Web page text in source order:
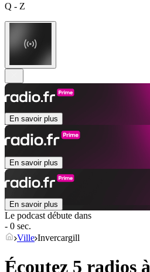
Q - Z
En savoir plus
En savoir plus
En savoir plus
Le podcast débute dans
- 0 sec.
Ville Invercargill
Écoutez 5 radios à